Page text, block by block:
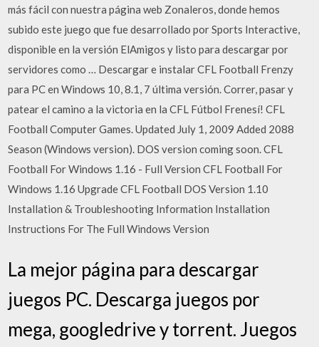
más fácil con nuestra página web Zonaleros, donde hemos
subido este juego que fue desarrollado por Sports Interactive,
disponible en la versión ElAmigos y listo para descargar por
servidores como … Descargar e instalar CFL Football Frenzy
para PC en Windows 10, 8.1, 7 última versión. Correr, pasar y
patear el camino a la victoria en la CFL Fútbol Frenesí! CFL
Football Computer Games. Updated July 1, 2009 Added 2088
Season (Windows version). DOS version coming soon. CFL
Football For Windows 1.16 - Full Version CFL Football For
Windows 1.16 Upgrade CFL Football DOS Version 1.10
Installation & Troubleshooting Information Installation
Instructions For The Full Windows Version
La mejor página para descargar
juegos PC. Descarga juegos por
mega, googledrive y torrent. Juegos